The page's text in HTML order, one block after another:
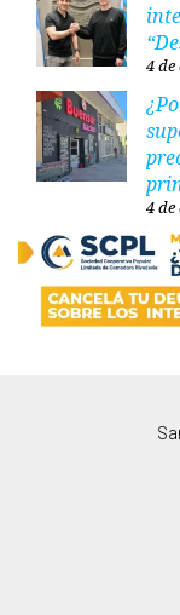
4 de
4 de